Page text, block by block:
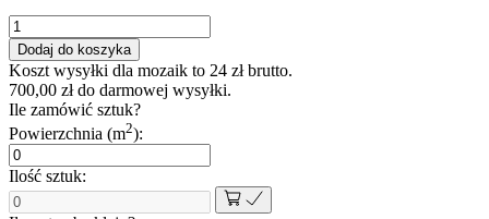
ilość
Mozaika
gresowa
chevron
romb
czarna
grafit
doblo
Dodaj do koszyka
Koszt wysyłki dla mozaik to 24 złbrutto.
700,00 złdo darmowej wysyłki.
Ile zamówić sztuk?
Powierzchnia (m2):
Ilość sztuk: